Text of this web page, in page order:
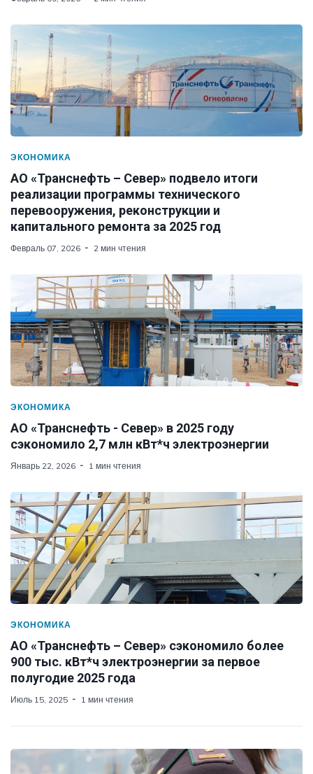
ЭКОНОМИКА
АО «Транснефть – Север» подвело итоги
реализации программы технического
перевооружения, реконструкции и
капитального ремонта за 2025 год
Февраль 07, 2026 2 мин чтения
ЭКОНОМИКА
АО «Транснефть - Север» в 2025 году
сэкономило 2,7 млн кВт*ч электроэнергии
Январь 22, 2026 1 мин чтения
ЭКОНОМИКА
АО «Транснефть – Север» сэкономило более
900 тыс. кВт*ч электроэнергии за первое
полугодие 2025 года
Июль 15, 2025 1 мин чтения